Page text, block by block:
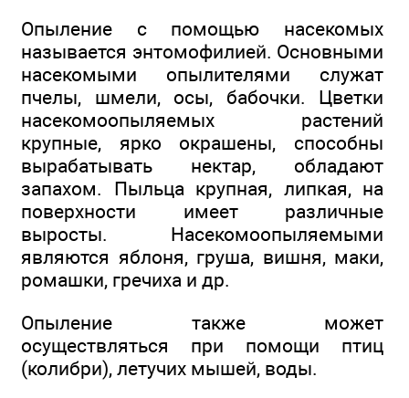
Опыление с помощью насекомых
называется энтомофилией. Основными
насекомыми опылителями служат
пчелы, шмели, осы, бабочки. Цветки
насекомоопыляемых растений
крупные, ярко окрашены, способны
вырабатывать нектар, обладают
запахом. Пыльца крупная, липкая, на
поверхности имеет различные
выросты. Насекомоопыляемыми
являются яблоня, груша, вишня, маки,
ромашки, гречиха и др.
Опыление также может
осуществляться при помощи птиц
(колибри), летучих мышей, воды.